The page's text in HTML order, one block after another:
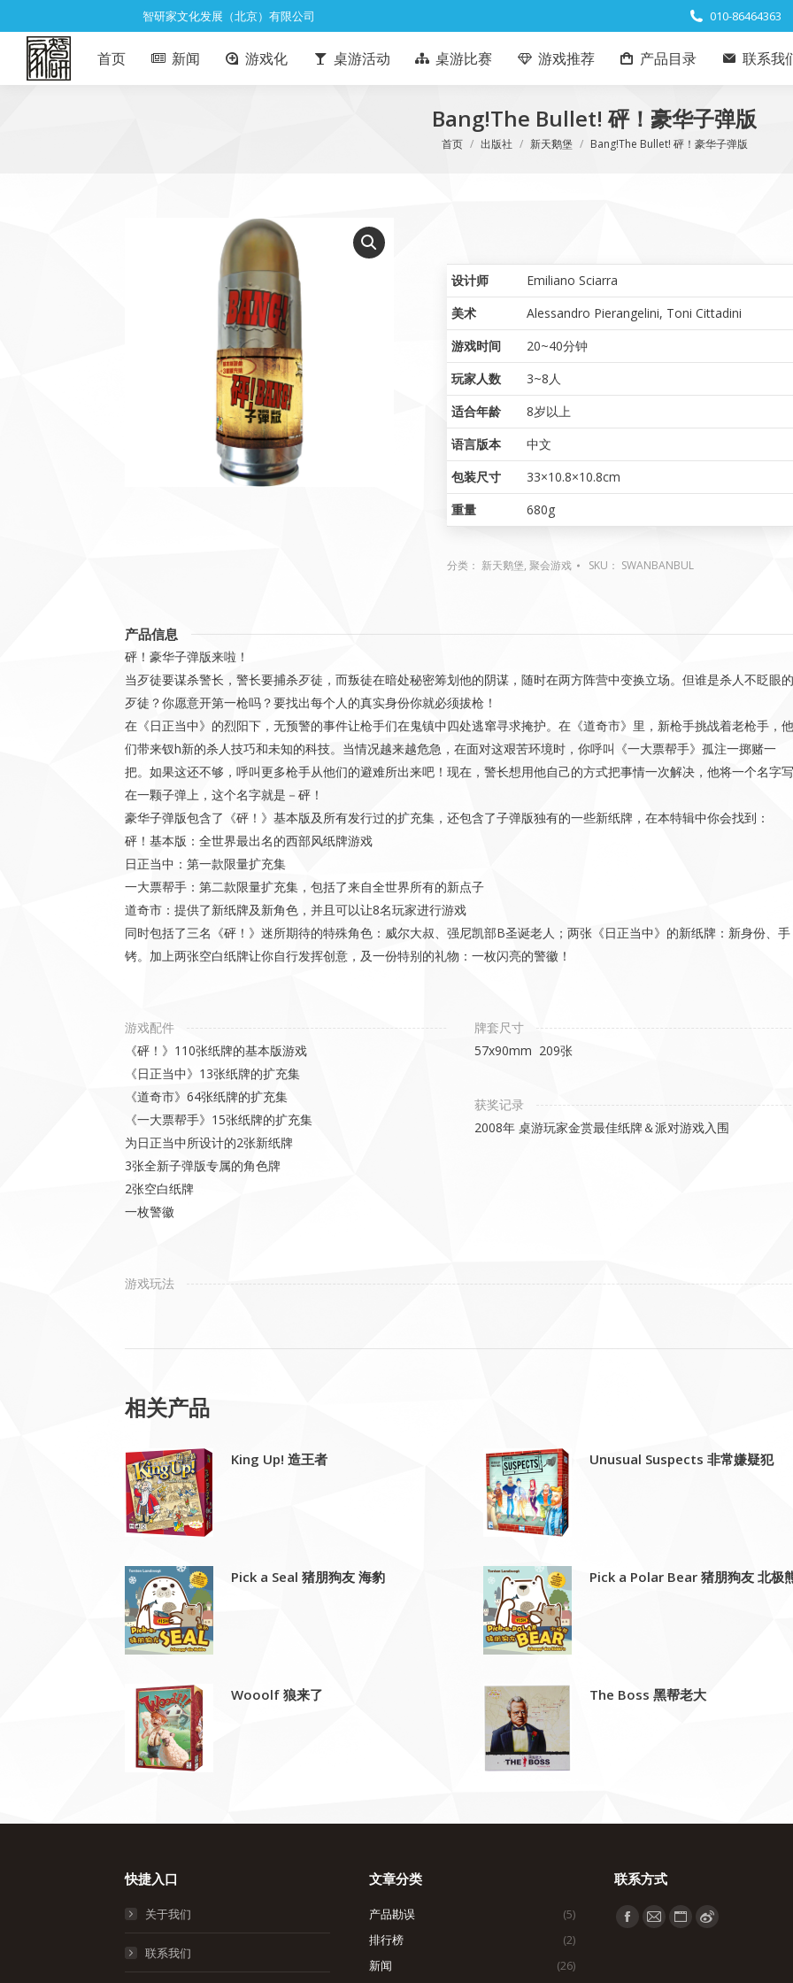
智研家文化发展（北京）有限公司 010-86464363
首页 新闻 游戏化 桌游活动 桌游比赛 游戏推荐 产品目录 联系我
Bang!The Bullet! 砰！豪华子弹版
您在这里：
首页 出版社 新天鹅堡 Bang!The Bullet! 砰！豪华子弹版
设计师
Emiliano Sciarra
美术
Alessandro Pierangelini, Toni Cittadini
游戏时间
20~40分钟
玩家人数
3~8人
适合年龄
8岁以上
语言版本
中文
包装尺寸
33×10.8×10.8cm
重量
680g
分类： 新天鹅堡,聚会游戏 SKU： SWANBANBUL
产品信息
砰！豪华子弹版来啦！
当歹徒要谋杀警长，警长要捕杀歹徒，而叛徒在暗处秘密筹划他的阴谋，随时在两方阵营中变换立场。但谁是杀人不眨眼的
歹徒？你愿意开第一枪吗？要找出每个人的真实身份你就必须拔枪！
在《日正当中》的烈阳下，无预警的事件让枪手们在鬼镇中四处逃窜寻求掩护。在《道奇市》里，新枪手挑战着老枪手，他
们带来钗h新的杀人技巧和未知的科技。当情况越来越危急，在面对这艰苦环境时，你呼叫《一大票帮手》孤注一掷赌一
把。如果这还不够，呼叫更多枪手从他们的避难所出来吧！现在，警长想用他自己的方式把事情一次解决，他将一个名字写
在一颗子弹上，这个名字就是－砰！
豪华子弹版包含了《砰！》基本版及所有发行过的扩充集，还包含了子弹版独有的一些新纸牌，在本特辑中你会找到：
砰！基本版：全世界最出名的西部风纸牌游戏
日正当中：第一款限量扩充集
一大票帮手：第二款限量扩充集，包括了来自全世界所有的新点子
道奇市：提供了新纸牌及新角色，并且可以让8名玩家进行游戏
同时包括了三名《砰！》迷所期待的特殊角色：威尔大叔、强尼凯部B圣诞老人；两张《日正当中》的新纸牌：新身份、手
铐。加上两张空白纸牌让你自行发挥创意，及一份特别的礼物：一枚闪亮的警徽！
游戏配件
《砰！》110张纸牌的基本版游戏
《日正当中》13张纸牌的扩充集
《道奇市》64张纸牌的扩充集
《一大票帮手》15张纸牌的扩充集
为日正当中所设计的2张新纸牌
3张全新子弹版专属的角色牌
2张空白纸牌
一枚警徽
牌套尺寸
57x90mm 209张
获奖记录
2008年 桌游玩家金赏最佳纸牌＆派对游戏入围
游戏玩法
相关产品
King Up! 造王者 Unusual Suspects 非常嫌疑犯
Pick a Seal 猪朋狗友 海豹 Pick a Polar Bear 猪朋狗友 北极
Wooolf 狼来了 The Boss 黑帮老大
快捷入口
关于我们
联系我们
文章分类
产品勘误
(5)
排行榜
(2)
新闻
(26)
联系方式
找到我们：
Facebook
Mail WebsiteWeibo